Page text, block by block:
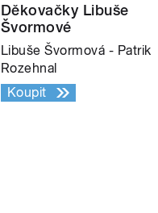
Děkovačky Libuše
Švormové
Libuše Švormová - Patrik
Rozehnal
Koupit